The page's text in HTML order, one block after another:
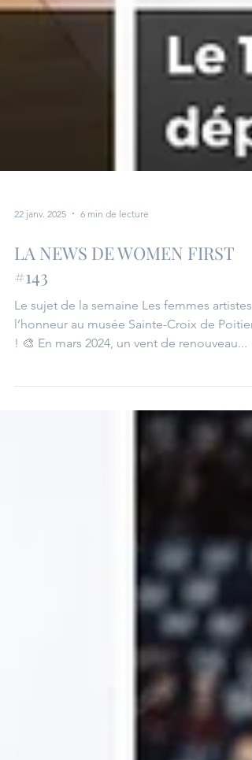
22 janv. 2025 6 min de lecture
LA NEWS DE WOMEN FIRST
#143
Le sujet de la semaine Les femmes artistes
! 🎨 En mars 2024, un vent de renouveau...